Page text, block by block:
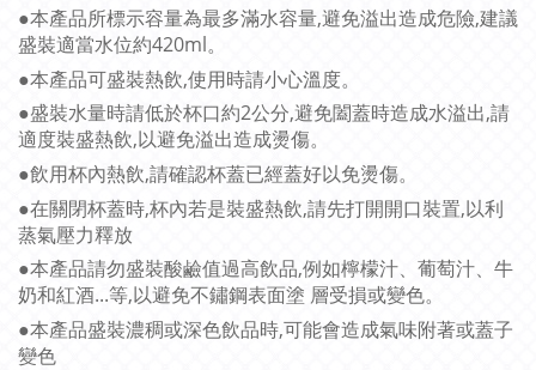
●本產品所標示容量為最多滿水容量,避免溢出造成危險,建議
盛裝適當水位約420ml。
●本產品可盛裝熱飲,使用時請小心溫度。
●盛裝水量時請低於杯口約2公分,避免闔蓋時造成水溢出,請
適度裝盛熱飲,以避免溢出造成燙傷。
●飲用杯內熱飲,請確認杯蓋已經蓋好以免燙傷。
●在關閉杯蓋時,杯內若是裝盛熱飲,請先打開開口裝置,以利
蒸氣壓力釋放
●本產品請勿盛裝酸鹼值過高飲品,例如檸檬汁、葡萄汁、牛
奶和紅酒...等,以避免不鏽鋼表面塗 層受損或變色。
●本產品盛裝濃稠或深色飲品時,可能會造成氣味附著或蓋子
變色